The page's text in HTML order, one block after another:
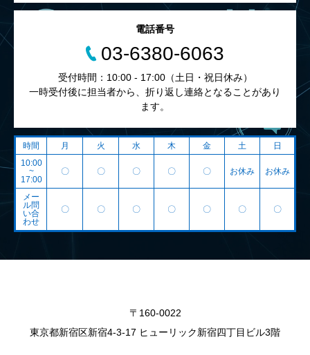
電話番号
03-6380-6063
受付時間：10:00 - 17:00（土日・祝日休み）
一時受付後に担当者から、折り返し連絡となることがあり
ます。
時間 月 火 水 木 金 土
日
10:00
~
17:00
〇 〇 〇 〇 〇 お休み お休み
メー
ル問
い合
わせ
〇 〇 〇 〇 〇 〇 〇
〒160-0022
東京都新宿区新宿4-3-17 ヒューリック新宿四丁目ビル3階